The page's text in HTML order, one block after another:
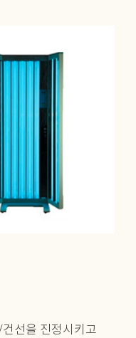
선을 진정시키고